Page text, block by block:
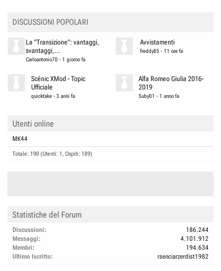
DISCUSSIONI POPOLARI
La "Transizione": vantaggi,
svantaggi,...
Carloantonio70 - 1 giorno fa
Avvistamenti
freddy85 - 11 ore fa
Scénic XMod - Topic
Ufficiale
quicktake -3 anni fa
Alfa Romeo Giulia 2016-
2019
Suby01 - 1 anno fa
Utenti online
MK44
Totale: 190 (Utenti: 1, Ospiti: 189)
Statistiche del Forum
Discussioni
186.244
Messaggi
4.101.912
Membri
194.634
Ultimo Iscritto
rsenciarzerdist1982